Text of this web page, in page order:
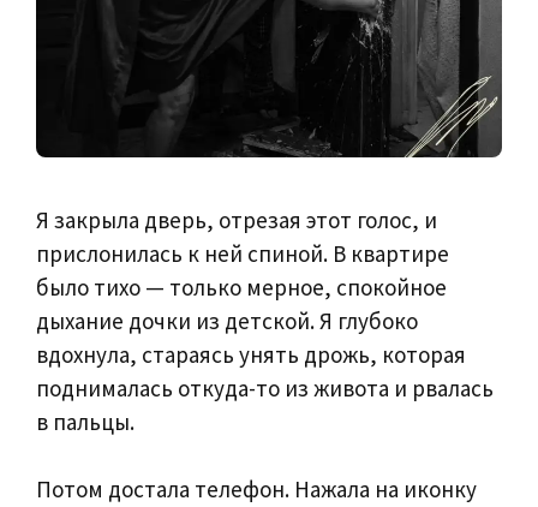
Я закрыла дверь, отрезая этот голос, и
прислонилась к ней спиной. В квартире
было тихо — только мерное, спокойное
дыхание дочки из детской. Я глубоко
вдохнула, стараясь унять дрожь, которая
поднималась откуда-то из живота и рвалась
в пальцы.
Потом достала телефон. Нажала на иконку